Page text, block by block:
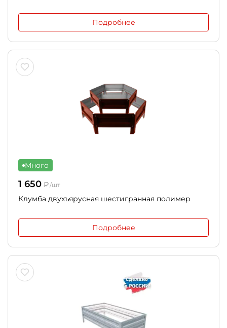
Подробнее
Много
1 650 ₽/шт
Клумба двухъярусная шестигранная полимер
Подробнее